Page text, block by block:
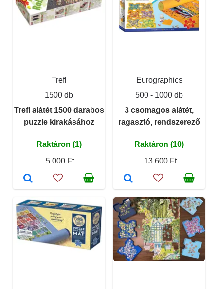
Trefl
1500 db
Trefl alátét 1500 darabos
puzzle kirakásához
Raktáron (1)
5 000 Ft
Eurographics
500 - 1000 db
3 csomagos alátét,
ragasztó, rendszerező
Raktáron (10)
13 600 Ft